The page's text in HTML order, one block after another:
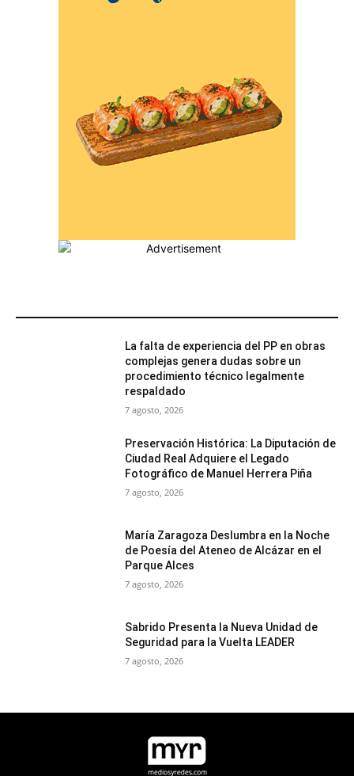
La falta de experiencia del PP en obras
complejas genera dudas sobre un
procedimiento técnico legalmente
respaldado
7 agosto, 2026
Preservación Histórica: La Diputación de
Ciudad Real Adquiere el Legado
Fotográfico de Manuel Herrera Piña
7 agosto, 2026
María Zaragoza Deslumbra en la Noche
de Poesía del Ateneo de Alcázar en el
Parque Alces
7 agosto, 2026
Sabrido Presenta la Nueva Unidad de
Seguridad para la Vuelta LEADER
7 agosto, 2026